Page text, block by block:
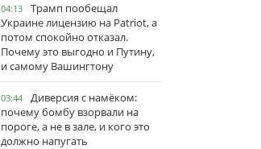
04:13
Трамп пообещал
Украине лицензию на Patriot, а
потом спокойно отказал.
Почему это выгодно и Путину,
и самому Вашингтону
03:44
Диверсия с намёком:
почему бомбу взорвали на
пороге, а не в зале, и кого это
должно напугать